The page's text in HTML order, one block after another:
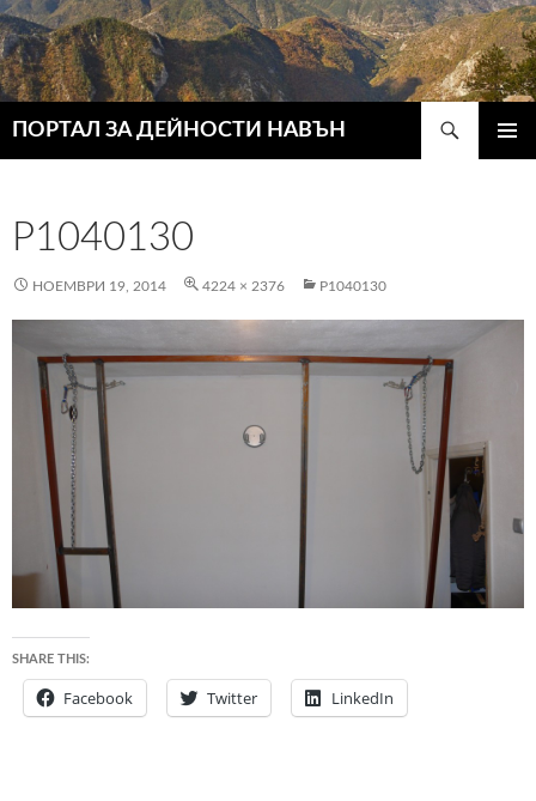
ПОРТАЛ ЗА ДЕЙНОСТИ НАВЪН
P1040130
НОЕМВРИ 19, 2014 4224 × 2376 P1040130
SHARE THIS:
Facebook Twitter LinkedIn